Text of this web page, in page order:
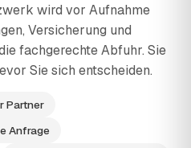
wird vor Aufnahme
Versicherung und
fachgerechte Abfuhr. Sie
Sie sich entscheiden.
Partner
Anfrage